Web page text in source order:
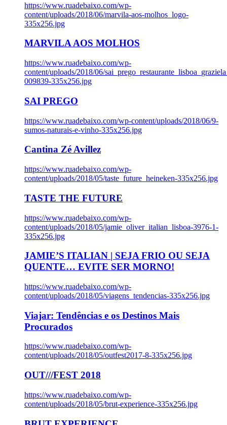
https://www.ruadebaixo.com/wp-
content/uploads/2018/06/marvila-aos-molhos_logo-
335x256.jpg
MARVILA AOS MOLHOS
https://www.ruadebaixo.com/wp-
content/uploads/2018/06/
009839-335x256.jpg
SAI PREGO
https://www.ruadebaixo.com/wp-content/uploads/2018/06/9-
sumos-naturais-e-vinho-335x256.jpg
Cantina Zé Avillez
https://www.ruadebaixo.com/wp-
content/uploads/2018/05/taste_future_heineken-335x256.jpg
TASTE THE FUTURE
https://www.ruadebaixo.com/wp-
content/uploads/2018/05/jamie_oliver_italian_lisboa-3976-1-
335x256.jpg
JAMIE’S ITALIAN | SEJA FRIO OU SEJA
QUENTE… EVITE SER MORNO!
https://www.ruadebaixo.com/wp-
content/uploads/2018/05/viagens_tendencias-335x256.jpg
Viajar: Tendências e os Destinos Mais
Procurados
https://www.ruadebaixo.com/wp-
content/uploads/2018/05/outfest2017-8-335x256.jpg
OUT///FEST 2018
https://www.ruadebaixo.com/wp-
content/uploads/2018/05/brut-experience-335x256.jpg